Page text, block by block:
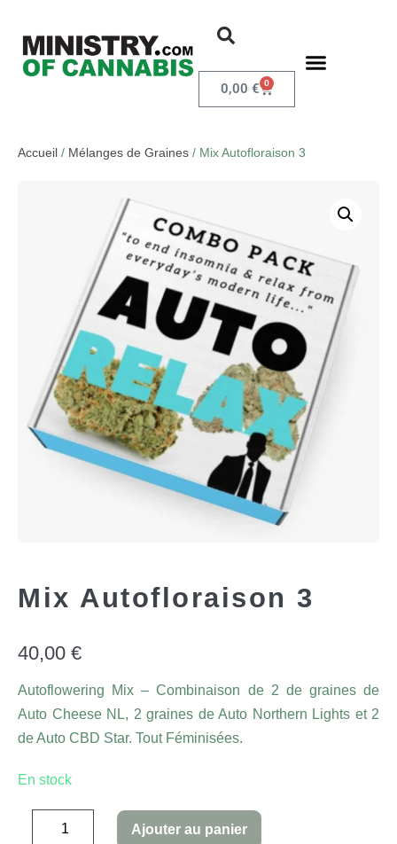
0,00 € 0
Accueil / Mélanges de Graines / Mix Autofloraison 3
Mix Autofloraison 3
40,00 €
Autoflowering Mix – Combinaison de 2 de graines de
Auto Cheese NL, 2 graines de Auto Northern Lights et 2
de Auto CBD Star. Tout Féminisées.
En stock
Ajouter au panier